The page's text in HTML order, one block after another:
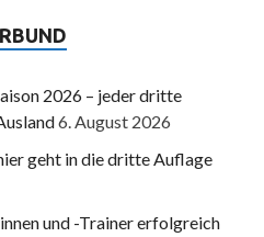
2026 – jeder dritte
6. August 2026
geht in die dritte Auflage
und -Trainer erfolgreich